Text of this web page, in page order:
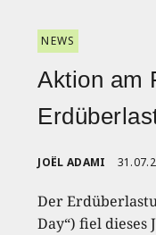
NEWS
Aktion am
JOËL ADAMI
Der
Day“) fiel dieses